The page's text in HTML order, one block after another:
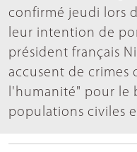
confirmé jeudi lors
leur intention de
président français
accusent de crimes
l'humanité" pour le
populations civiles